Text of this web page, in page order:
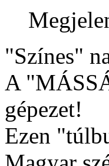
"Színes"
A
gépezet!
Ezen